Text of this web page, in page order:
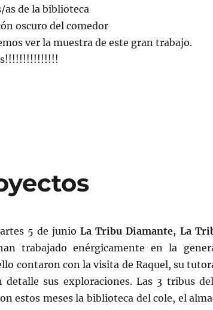
as de la biblioteca
oscuro del comedor
ver la muestra de este gran trabajo.
5 de junioLa Tribu Diamante, La
trabajado enérgicamente en la
contaron con la visita de Raquel, su
detalle sus exploraciones. Las 3 tribus
estos meses la biblioteca del cole, el